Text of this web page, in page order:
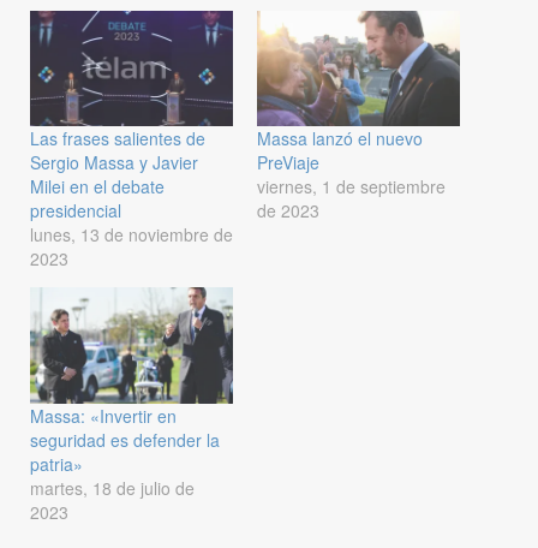
Las frases salientes de
Sergio Massa y Javier
Milei en el debate
presidencial
lunes, 13 de noviembre de
2023
Massa lanzó el nuevo
PreViaje
viernes, 1 de septiembre
de 2023
Massa: «Invertir en
seguridad es defender la
patria»
martes, 18 de julio de
2023